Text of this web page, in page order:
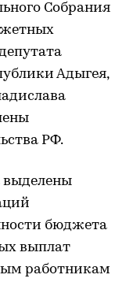
Собрания
Адыгея,
РФ.
выделены
бюджета
выплат
работникам